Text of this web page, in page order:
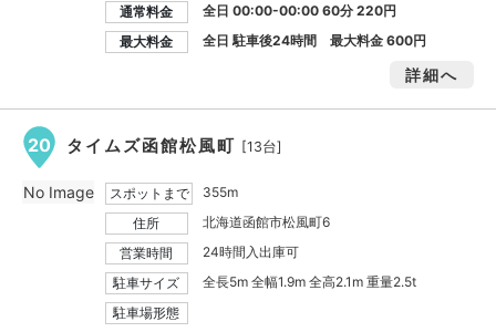
通常料金
全日 00:00-00:00 60分 220円
最大料金
全日 駐車後24時間 最大料金600円
詳細へ
20 タイムズ函館松風町 [13台]
スポットまで
355m
住所
北海道函館市松風町6
営業時間
24時間入出庫可
駐車サイズ
全長5m 全幅1.9m 全高2.1m 重量2.5t
駐車場形態
No Image